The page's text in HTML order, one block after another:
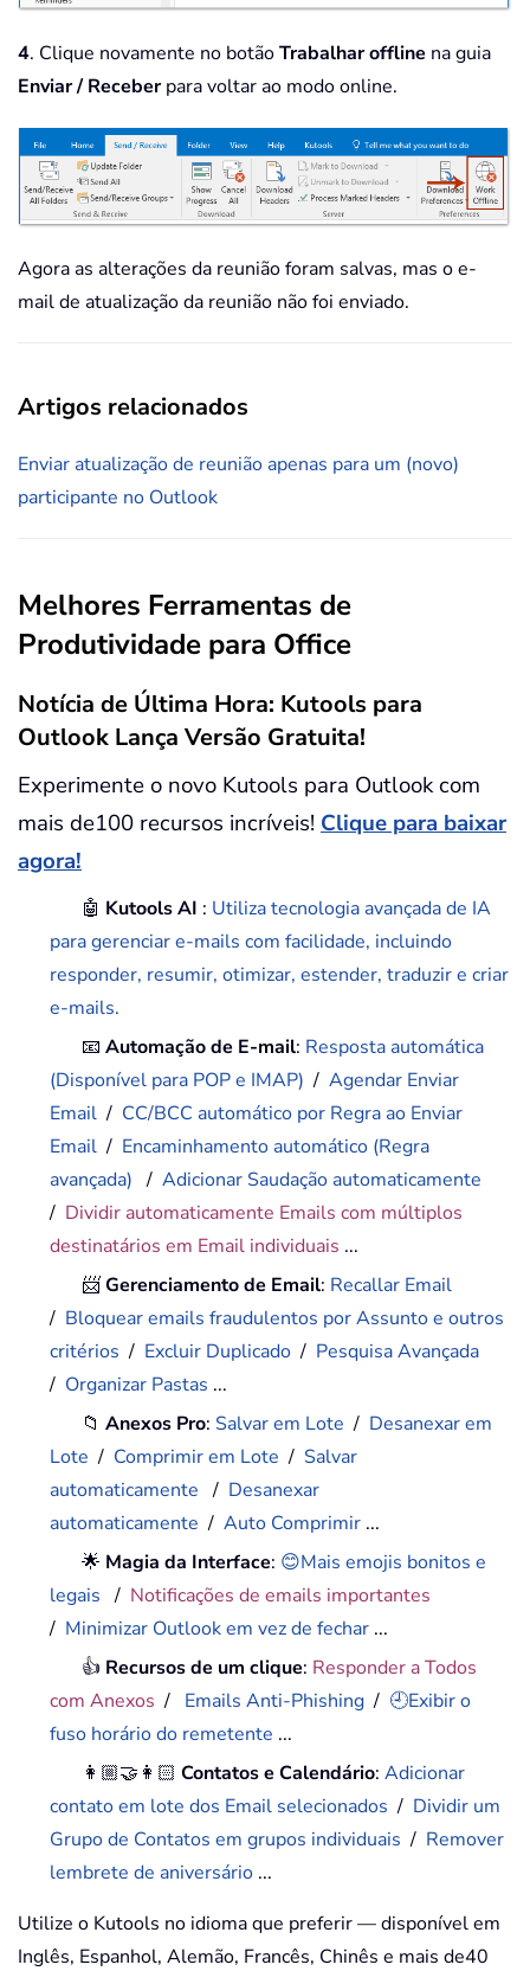
4. Clique novamente no botãoTrabalhar offline na guia
Enviar / Receberpara voltar ao modo online.
Agora as alterações da reunião foram salvas, mas o e-
mail de atualização da reunião não foi enviado.
Artigos relacionados
Enviar atualização de reunião apenas para um (novo)
participante no Outlook
Melhores Ferramentas de
Produtividade para Office
Notícia de Última Hora: Kutools para
Outlook Lança Versão Gratuita!
Experimente o novo Kutools para Outlook com
mais de100 recursos incríveis! Clique para baixar
agora!
🤖 Kutools AI : Utiliza tecnologia avançada de IA
para gerenciar e-mails com facilidade, incluindo
responder, resumir, otimizar, estender, traduzir e criar
e-mails.
📧Automação de E-mail: Resposta automática
(Disponível para POP e IMAP) /Agendar Enviar
Email / CC/BCC automático por Regra ao Enviar
Email / Encaminhamento automático (Regra
avançada) /Adicionar Saudação automaticamente
/ Dividir automaticamente Emails com múltiplos
destinatários em Email individuais ...
📨Gerenciamento de Email: Recallar Email
/ Bloquear emails fraudulentos por Assunto e outros
critérios / Excluir Duplicado / Pesquisa Avançada
/ Organizar Pastas ...
📁Anexos Pro: Salvar em Lote / Desanexar em
Lote / Comprimir em Lote / Salvar
automaticamente / Desanexar
automaticamente /Auto Comprimir ...
🌟 Magia da Interface: 😊Mais emojis bonitos e
legais / Notificações de emails importantes
/ Minimizar Outlook em vez de fechar ...
👍 Recursos de um clique: Responder a Todos
com Anexos / Emails Anti-Phishing / 🕘Exibir o
fuso horário do remetente ...
👩🏼‍🤝‍👩🏻Contatos e Calendário:Adicionar
contato em lote dos Email selecionados / Dividir um
Grupo de Contatos em grupos individuais / Remover
lembrete de aniversário ...
Utilize o Kutools no idioma que preferir — disponível em
Inglês, Espanhol, Alemão, Francês, Chinês e mais de40